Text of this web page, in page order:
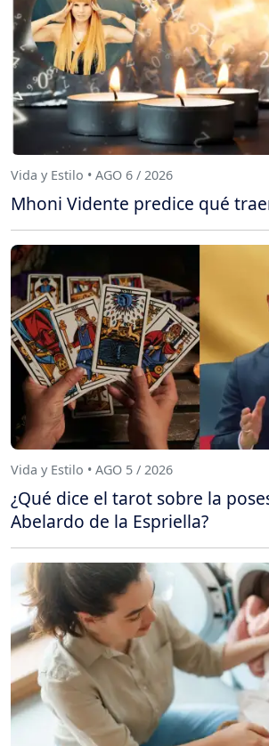
Vida y Estilo • AGO 6 / 2026
Mhoni Vidente predice qué
Vida y Estilo • AGO 5 / 2026
¿Qué dice el tarot sobre la
Abelardo de la Espriella?